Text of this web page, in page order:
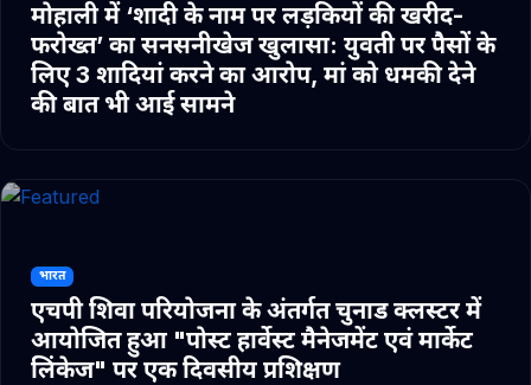
मोहाली में ‘शादी के नाम पर लड़कियों की खरीद-
फरोख्त’ का सनसनीखेज खुलासा: युवती पर पैसों के
लिए 3 शादियां करने का आरोप, मां को धमकी देने
की बात भी आई सामने
भारत
एचपी शिवा परियोजना के अंतर्गत चुनाड क्लस्टर में
आयोजित हुआ "पोस्ट हार्वेस्ट मैनेजमेंट एवं मार्केट
लिंकेज" पर एक दिवसीय प्रशिक्षण